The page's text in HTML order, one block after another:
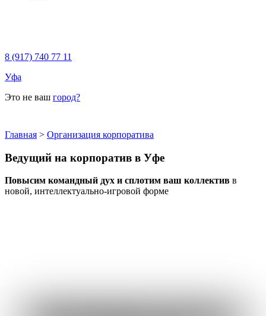
8 (917) 740 77 11
Уфа
Это не ваш город?
Главная > Организация корпоратива
Ведущий на корпоратив в Уфе
Повысим командный дух и сплотим ваш коллектив в
новой, интеллектуально-игровой форме